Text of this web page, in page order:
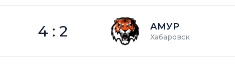
4 : 2 АМУР
Хабаровск